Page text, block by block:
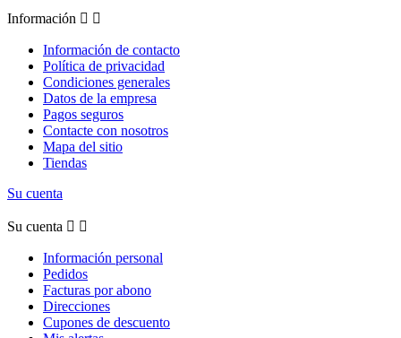
Información  
Información de contacto
Política de privacidad
Condiciones generales
Datos de la empresa
Pagos seguros
Contacte con nosotros
Mapa del sitio
Tiendas
Su cuenta
Su cuenta  
Información personal
Pedidos
Facturas por abono
Direcciones
Cupones de descuento